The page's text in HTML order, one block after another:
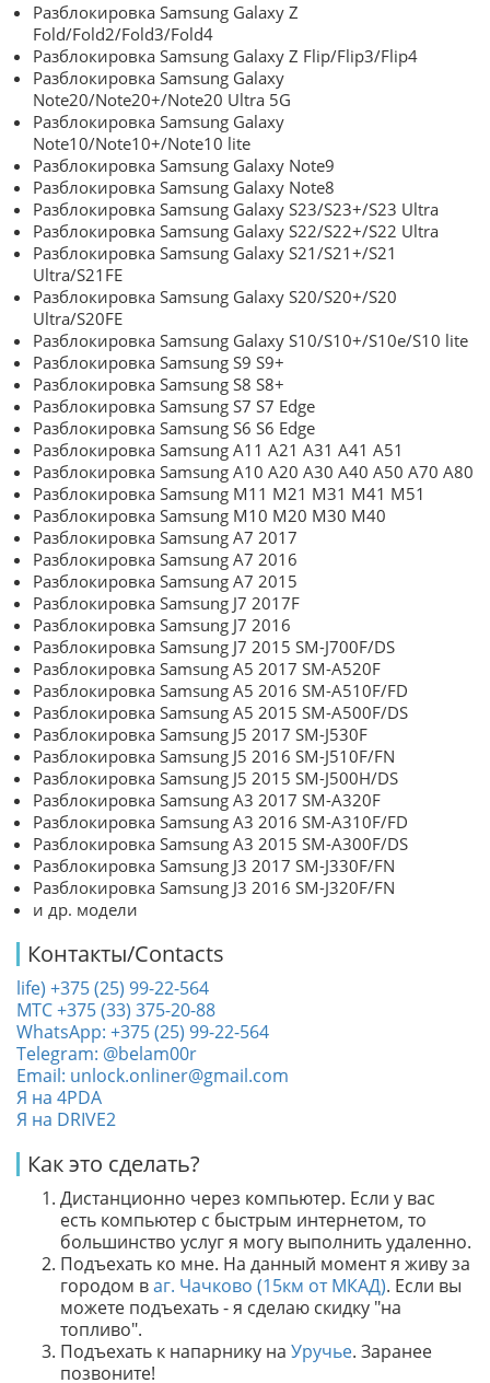
Разблокировка Samsung Galaxy Z
Fold/Fold2/Fold3/Fold4
Разблокировка Samsung Galaxy Z Flip/Flip3/Flip4
Разблокировка Samsung Galaxy
Note20/Note20+/Note20 Ultra 5G
Разблокировка Samsung Galaxy
Note10/Note10+/Note10 lite
Разблокировка Samsung Galaxy Note9
Разблокировка Samsung Galaxy Note8
Разблокировка Samsung Galaxy S23/S23+/S23 Ultra
Разблокировка Samsung Galaxy S22/S22+/S22 Ultra
Разблокировка Samsung Galaxy S21/S21+/S21
Ultra/S21FE
Разблокировка Samsung Galaxy S20/S20+/S20
Ultra/S20FE
Разблокировка Samsung Galaxy S10/S10+/S10e/S10 lite
Разблокировка Samsung S9 S9+
Разблокировка Samsung S8 S8+
Разблокировка Samsung S7 S7 Edge
Разблокировка Samsung S6 S6 Edge
Разблокировка Samsung A11 A21 A31 A41 A51
Разблокировка Samsung A10 A20 A30 A40 A50 A70 A80
Разблокировка Samsung M11 M21 M31 M41 M51
Разблокировка Samsung M10 M20 M30 M40
Разблокировка Samsung A7 2017
Разблокировка Samsung A7 2016
Разблокировка Samsung A7 2015
Разблокировка Samsung J7 2017F
Разблокировка Samsung J7 2016
Разблокировка Samsung J7 2015 SM-J700F/DS
Разблокировка Samsung A5 2017 SM-A520F
Разблокировка Samsung A5 2016 SM-A510F/FD
Разблокировка Samsung A5 2015 SM-A500F/DS
Разблокировка Samsung J5 2017 SM-J530F
Разблокировка Samsung J5 2016 SM-J510F/FN
Разблокировка Samsung J5 2015 SM-J500H/DS
Разблокировка Samsung A3 2017 SM-A320F
Разблокировка Samsung A3 2016 SM-A310F/FD
Разблокировка Samsung A3 2015 SM-A300F/DS
Разблокировка Samsung J3 2017 SM-J330F/FN
Разблокировка Samsung J3 2016 SM-J320F/FN
и др. модели
Контакты/Contacts
life) +375 (25) 99-22-564
МТС +375 (33) 375-20-88
WhatsApp: +375 (25) 99-22-564
Telegram: @belam00r
Email: unlock.onliner@gmail.com
Я на 4PDA
Я на DRIVE2
Как это сделать?
Дистанционно через компьютер. Если у вас
есть компьютер с быстрым интернетом, то
большинство услуг я могу выполнить удаленно.
Подъехать ко мне. На данный момент я живу за
городом ваг. Чачково (15км от МКАД). Если вы
можете подъехать - я сделаю скидку "на
топливо".
Подъехать к напарнику на Уручье. Заранее
позвоните!